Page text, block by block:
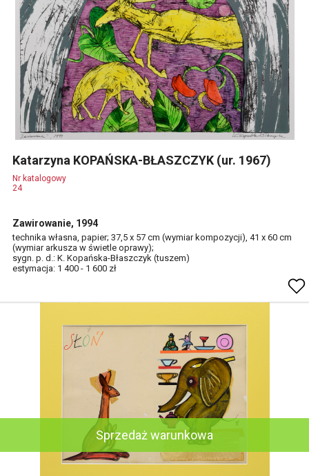
Katarzyna KOPAŃSKA-BŁASZCZYK (ur. 1967)
Nr katalogowy
24
Zawirowanie, 1994
technika własna, papier; 37,5 x 57 cm (wymiar kompozycji), 41 x 60 cm
(wymiar arkusza w świetle oprawy);
sygn. p. d.: K. Kopańska-Błaszczyk (tuszem)
estymacja: 1 400 - 1 600 zł
Sprzedaż warunkowa